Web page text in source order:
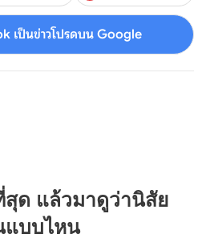
เป็นข่าวโปรดบน Google
ด แล้วมาดูว่านิสัย
แบบไหน